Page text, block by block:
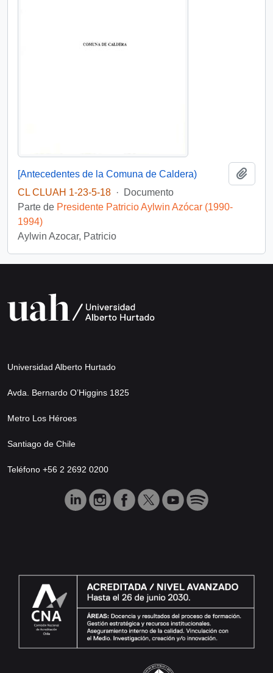
[Antecedentes de la Comuna de Caldera)
CL CLUAH 1-23-5-18 ·
Documento
Parte de Presidente Patricio Aylwin Azócar (1990-
1994)
Aylwin Azocar, Patricio
Universidad Alberto Hurtado
Avda. Bernardo O’Higgins 1825
Metro Los Héroes
Santiago de Chile
Teléfono +56 2 2692 0200